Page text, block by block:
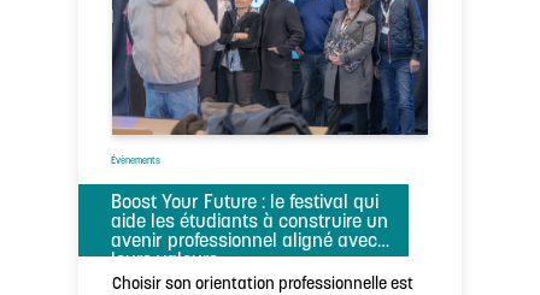
Évènements
Boost Your Future : le festival qui
aide les étudiants à construire un
avenir professionnel aligné avec
leurs valeurs
Choisir son orientation professionnelle est